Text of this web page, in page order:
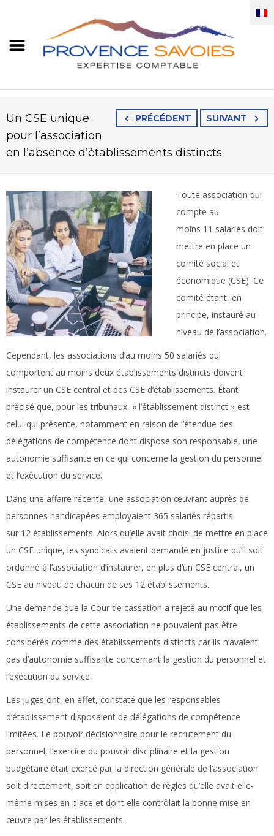
PRÉCÉDENT SUIVANT
Un CSE unique
pour l’association
en l’absence d’établissements distincts
Toute association qui
compte au
moins 11 salariés doit
mettre en place un
comité social et
économique (CSE). Ce
comité étant, en
principe, instauré au
niveau de l’association.
Cependant, les associations d’au moins 50 salariés qui
comportent au moins deux établissements distincts doivent
instaurer un CSE central et des CSE d’établissements. Étant
précisé que, pour les tribunaux, « l’établissement distinct » est
celui qui présente, notamment en raison de l’étendue des
délégations de compétence dont dispose son responsable, une
autonomie suffisante en ce qui concerne la gestion du personnel
et l’exécution du service.
Dans une affaire récente, une association œuvrant auprès de
personnes handicapées employaient 365 salariés répartis
sur 12 établissements. Alors qu’elle avait choisi de mettre en place
un CSE unique, les syndicats avaient demandé en justice qu’il soit
ordonné à l’association d’instaurer, en plus d’un CSE central, un
CSE au niveau de chacun de ses 12 établissements.
Une demande que la Cour de cassation a rejeté au motif que les
établissements de cette association ne pouvaient pas être
considérés comme des établissements distincts car ils n’avaient
pas d’autonomie suffisante concernant la gestion du personnel et
l’exécution du service.
Les juges ont, en effet, constaté que les responsables
d’établissement disposaient de délégations de compétence
limitées. Le pouvoir décisionnaire pour le recrutement du
personnel, l’exercice du pouvoir disciplinaire et la gestion
budgétaire était exercé par la direction générale de l’association
soit directement, soit en application de règles qu’elle avait elle-
même mises en place et dont elle contrôlait la bonne mise en
œuvre par les établissements.